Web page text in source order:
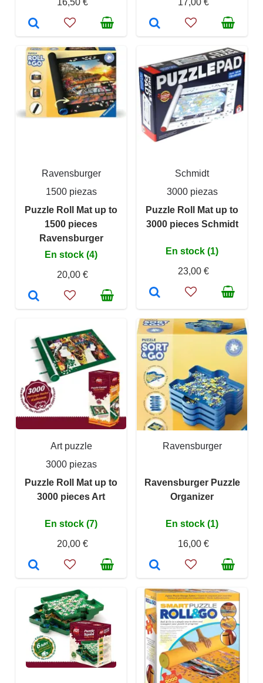
16,50 € 17,00 €
Ravensburger
1500 piezas
Puzzle Roll Mat up to
1500 pieces
Ravensburger
En stock (4)
20,00 €
Schmidt
3000 piezas
Puzzle Roll Mat up to
3000 pieces Schmidt
En stock (1)
23,00 €
Art puzzle
3000 piezas
Puzzle Roll Mat up to
3000 pieces Art
En stock (7)
20,00 €
Ravensburger
Ravensburger Puzzle
Organizer
En stock (1)
16,00 €